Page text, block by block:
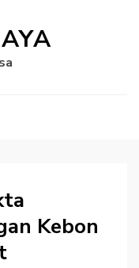
Kebon